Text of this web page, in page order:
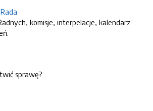
komisje, interpelacje, kalendarz
sprawę?